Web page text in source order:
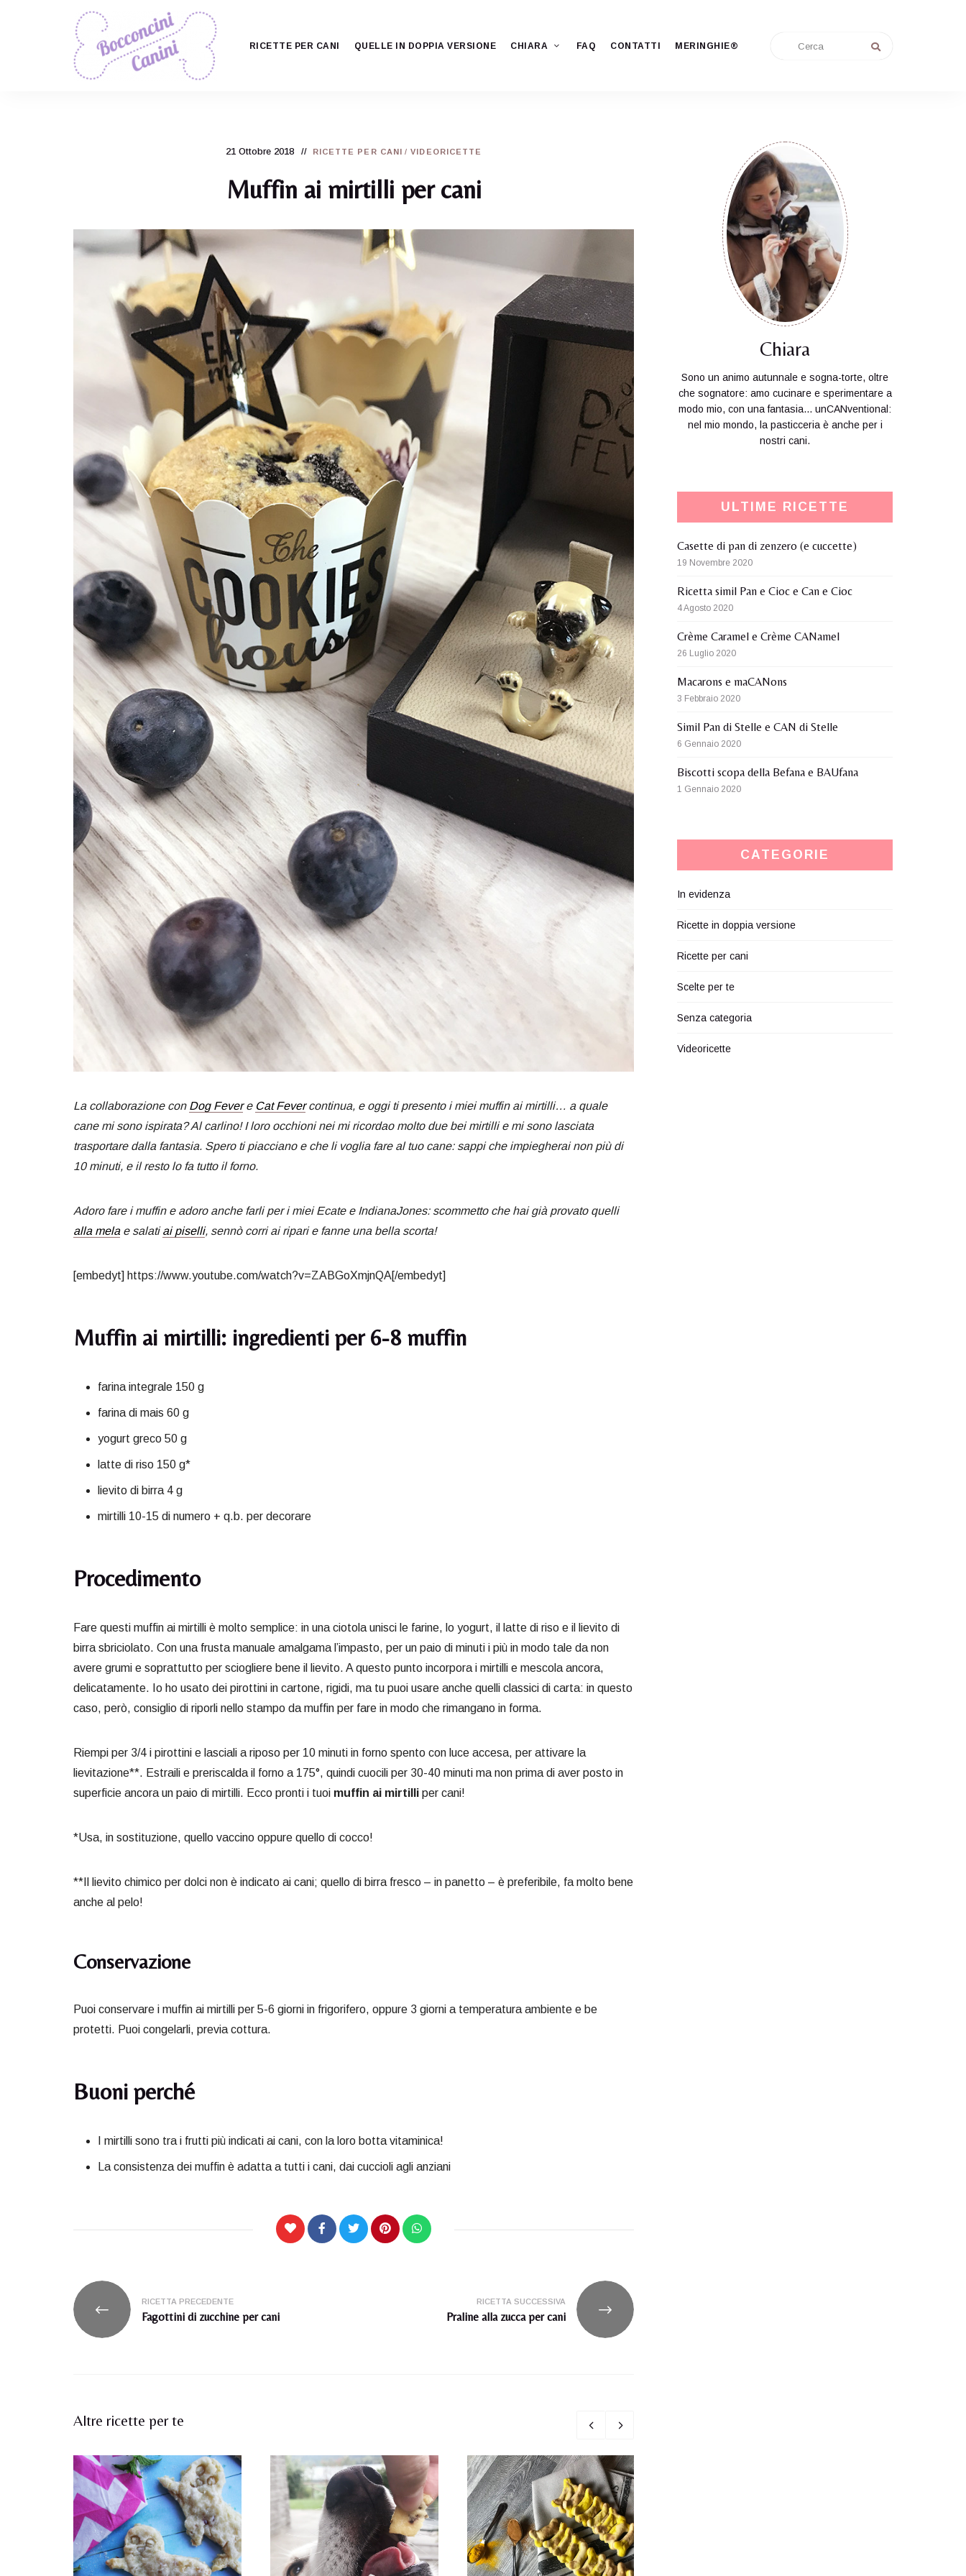
RICETTE PER CANI QUELLE IN DOPPIA VERSIONE CHIARA FAQ CONTATTI MERINGHIE®
21 Ottobre 2018 RICETTE PER CANI / VIDEORICETTE
Muffin ai mirtilli per cani
La collaborazione con Dog Fevere Cat Fevercontinua, e oggi ti presento i miei muffin ai mirtilli… a quale
cane mi sono ispirata? Al carlino! I loro occhioni nei mi ricordao molto due bei mirtilli e mi sono lasciata
trasportare dalla fantasia. Spero ti piacciano e che li voglia fare al tuo cane: sappi che impiegherai non più di
10 minuti, e il resto lo fa tutto il forno.
Adoro fare i muffin e adoro anche farli per i miei Ecate e IndianaJones: scommetto che hai già provato quelli
alla melae salatiai piselli, sennò corri ai ripari e fanne una bella scorta!
[embedyt] https://www.youtube.com/watch?v=ZABGoXmjnQA[/embedyt]
Muffin ai mirtilli: ingredienti per 6-8 muffin
farina integrale 150 g
farina di mais 60 g
yogurt greco 50 g
latte di riso 150 g*
lievito di birra 4 g
mirtilli 10-15 di numero + q.b. per decorare
Procedimento
Fare questi muffin ai mirtilli è molto semplice: in una ciotola unisci le farine, lo yogurt, il latte di riso e il lievito di
birra sbriciolato. Con una frusta manuale amalgama l’impasto, per un paio di minuti i più in modo tale da non
avere grumi e soprattutto per sciogliere bene il lievito. A questo punto incorpora i mirtilli e mescola ancora,
delicatamente. Io ho usato dei pirottini in cartone, rigidi, ma tu puoi usare anche quelli classici di carta: in questo
caso, però, consiglio di riporli nello stampo da muffin per fare in modo che rimangano in forma.
Riempi per 3/4 i pirottini e lasciali a riposo per 10 minuti in forno spento con luce accesa, per attivare la
lievitazione**. Estraili e preriscalda il forno a 175°, quindi cuocili per 30-40 minuti ma non prima di aver posto in
superficie ancora un paio di mirtilli. Ecco pronti i tuoi muffin ai mirtilli per cani!
*Usa, in sostituzione, quello vaccino oppure quello di cocco!
**Il lievito chimico per dolci non è indicato ai cani; quello di birra fresco – in panetto – è preferibile, fa molto bene
anche al pelo!
Conservazione
Puoi conservare i muffin ai mirtilli per 5-6 giorni in frigorifero, oppure 3 giorni a temperatura ambiente e be
protetti. Puoi congelarli, previa cottura.
Buoni perché
I mirtilli sono tra i frutti più indicati ai cani, con la loro botta vitaminica!
La consistenza dei muffin è adatta a tutti i cani, dai cuccioli agli anziani
Navigazione
articoli
RICETTA PRECEDENTE
Fagottini di zucchine per cani
RICETTA SUCCESSIVA
Praline alla zucca per cani
Altre ricette per te
Chiara
Sono un animo autunnale e sogna-torte, oltre
che sognatore: amo cucinare e sperimentare a
modo mio, con una fantasia... unCANventional:
nel mio mondo, la pasticceria è anche per i
nostri cani.
ULTIME RICETTE
Casette di pan di zenzero (e cuccette)
19 Novembre 2020
Ricetta simil Pan e Cioc e Can e Cioc
4 Agosto 2020
Crème Caramel e Crème CANamel
26 Luglio 2020
Macarons e maCANons
3 Febbraio 2020
Simil Pan di Stelle e CAN di Stelle
6 Gennaio 2020
Biscotti scopa della Befana e BAUfana
1 Gennaio 2020
CATEGORIE
In evidenza
Ricette in doppia versione
Ricette per cani
Scelte per te
Senza categoria
Videoricette